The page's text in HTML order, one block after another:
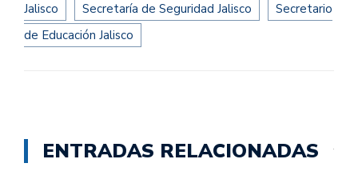
Jalisco
Secretaría de Seguridad Jalisco
Secretario
de Educación Jalisco
ENTRADAS RELACIONADAS